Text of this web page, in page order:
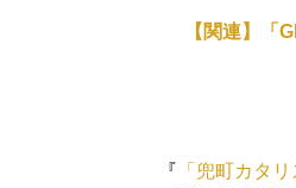
【関連】「
『 「兜町カタリ